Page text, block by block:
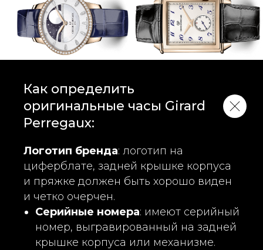
Как определить
оригинальные часы Girard
Perregaux:
Логотип бренда: логотип на
циферблате, задней крышке корпуса
и пряжке должен быть хорошо виден
и четко очерчен.
Серийные номера: имеют серийный
номер, выгравированный на задней
крышке корпуса или механизме.